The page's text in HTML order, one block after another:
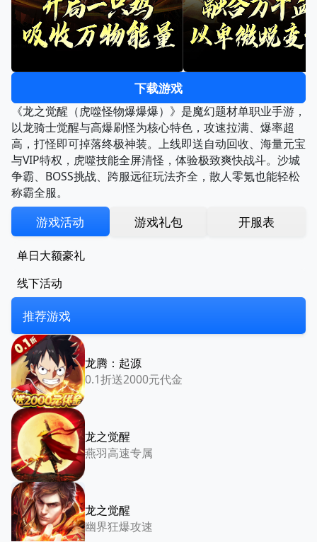
下载游戏
《龙之觉醒（虎噬怪物爆爆爆）》是魔幻题材单职业手游，
以龙骑士觉醒与高爆刷怪为核心特色，攻速拉满、爆率超
高，打怪即可掉落终极神装。上线即送自动回收、海量元宝
与VIP特权，虎噬技能全屏清怪，体验极致爽快战斗。沙城
争霸、BOSS挑战、跨服远征玩法齐全，散人零氪也能轻松
称霸全服。
游戏活动 游戏礼包 开服表
单日大额豪礼
线下活动
推荐游戏
龙腾：起源
0.1折送2000元代金
龙之觉醒
燕羽高速专属
龙之觉醒
幽界狂爆攻速